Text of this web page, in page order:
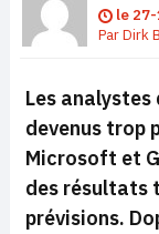
le
ParDirk
Les
devenus trop
Microsoft et
des résultats
prévisions.